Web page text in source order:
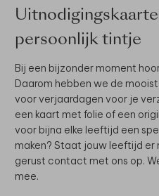
persoonlijk tintje
Bij een bijzonder moment
Daarom hebben we de
voor verjaardagen voor je
een kaart met folie of een
voor bijna elke leeftijd een
maken? Staat jouw leeftijd er
gerust contact met ons op.
mee.